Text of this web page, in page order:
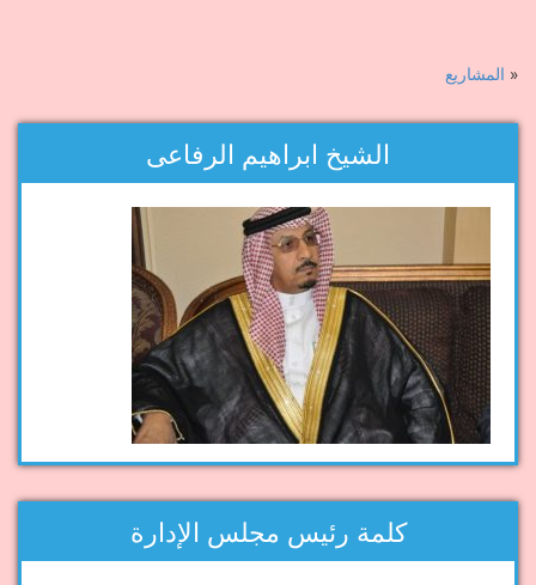
« المشاريع
الشيخ ابراهيم الرفاعى
كلمة رئيس مجلس الإدارة